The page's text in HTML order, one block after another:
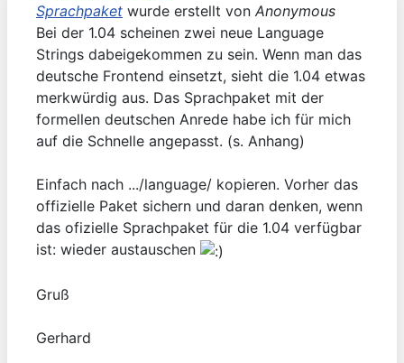
Sprachpaket wurde erstellt von Anonymous
Bei der 1.04 scheinen zwei neue Language
Strings dabeigekommen zu sein. Wenn man das
deutsche Frontend einsetzt, sieht die 1.04 etwas
merkwürdig aus. Das Sprachpaket mit der
formellen deutschen Anrede habe ich für mich
auf die Schnelle angepasst. (s. Anhang)
Einfach nach .../language/ kopieren. Vorher das
offizielle Paket sichern und daran denken, wenn
das ofizielle Sprachpaket für die 1.04 verfügbar
ist: wieder austauschen
Gruß
Gerhard